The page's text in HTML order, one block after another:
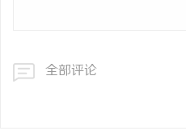
全部评论